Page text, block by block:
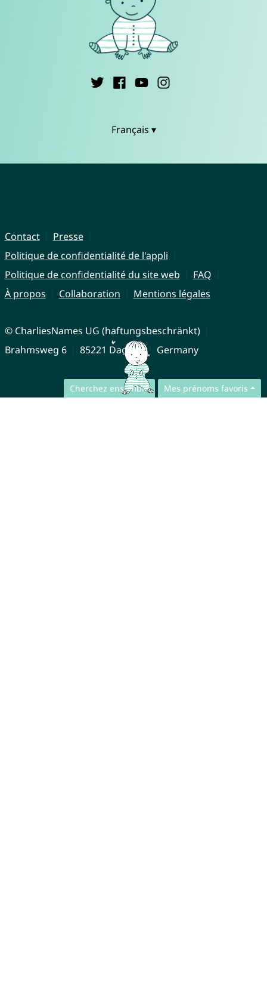
Cherchez ensemble Mes prénoms favoris
Français ▾
Contact
Presse
Politique de confidentialité de l'appli
Politique de confidentialité du site web
FAQ
À propos
Collaboration Mentions légales
© CharliesNames UG (haftungsbeschränkt)
Brahmsweg 6
85221 Dachau Germany